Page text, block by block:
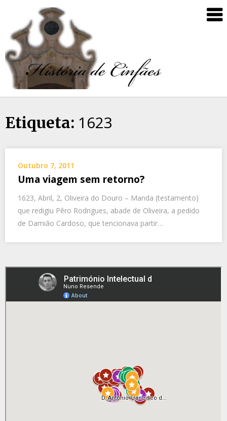
Etiqueta: 1623
Outubro 7, 2011
Uma viagem sem retorno?
1623, Abril, 2, Oliveira do Douro – Manda (testamento)
que redigiu Pêro Rodrigues, abade de Oliveira, a pedido
de Damião Cardoso, que tencionava partir…